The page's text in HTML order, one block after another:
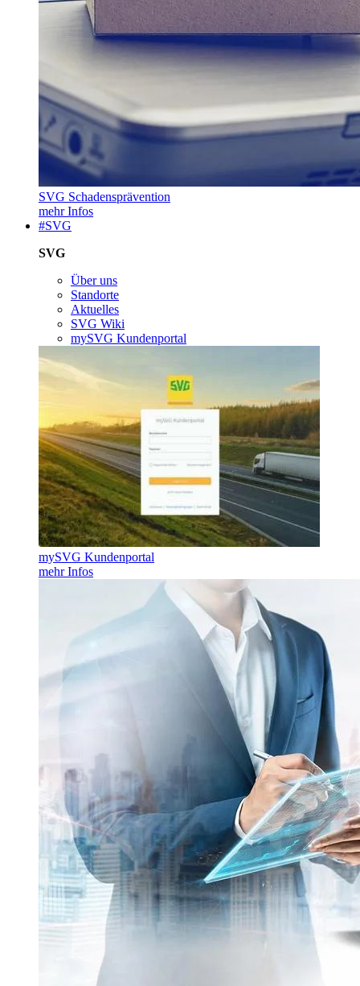
SVG Schadensprävention
mehr Infos
#SVG
SVG
Über uns
Standorte
Aktuelles
SVG Wiki
mySVG Kundenportal
mySVG Kundenportal
mehr Infos